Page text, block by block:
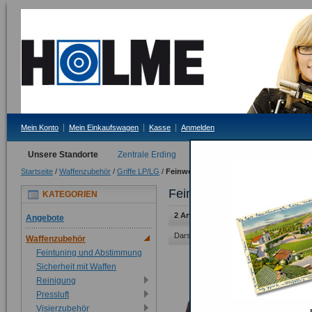
Mein Konto Mein Einkaufswagen Kasse Anmelden
Unsere Standorte Zentrale Erding
Startseite / Waffenzubehör / Griffe LP/LG / Feinwerkbau Griffe
Feinwerkbau Griffe
2 Artikel
Darstellung als: Raster Liste
KATEGORIEN
Angebote
Waffenzubehör
Feintuning und Abstimmung
Sicherheit mit Waffen
Reinigung
Pressluft
Visierzubehör